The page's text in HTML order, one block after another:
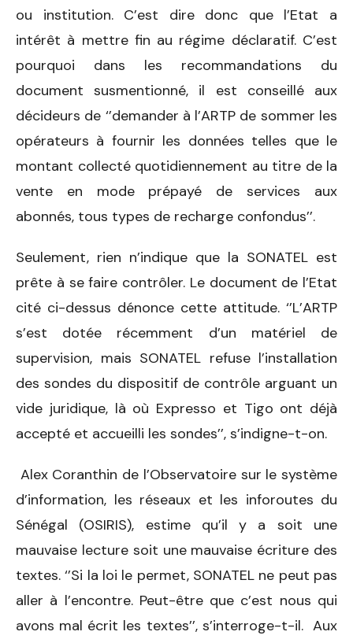
ou institution. C’est dire donc que l’Etat a
intérêt à mettre fin au régime déclaratif. C’est
pourquoi dans les recommandations du
document susmentionné, il est conseillé aux
décideurs de ‘’demander à l’ARTP de sommer les
opérateurs à fournir les données telles que le
montant collecté quotidiennement au titre de la
vente en mode prépayé de services aux
abonnés, tous types de recharge confondus’’.
Seulement, rien n’indique que la SONATEL est
prête à se faire contrôler. Le document de l’Etat
cité ci-dessus dénonce cette attitude. ‘’L’ARTP
s’est dotée récemment d’un matériel de
supervision, mais SONATEL refuse l’installation
des sondes du dispositif de contrôle arguant un
vide juridique, là où Expresso et Tigo ont déjà
accepté et accueilli les sondes’’, s’indigne-t-on.
Alex Coranthin de l’Observatoire sur le système
d’information, les réseaux et les inforoutes du
Sénégal (OSIRIS), estime qu’il y a soit une
mauvaise lecture soit une mauvaise écriture des
textes. ‘’Si la loi le permet, SONATEL ne peut pas
aller à l’encontre. Peut-être que c’est nous qui
avons mal écrit les textes’’, s’interroge-t-il. Aux